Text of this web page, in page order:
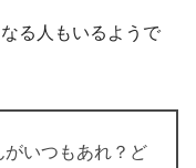
る人もいるようで
いつもあれ？ど